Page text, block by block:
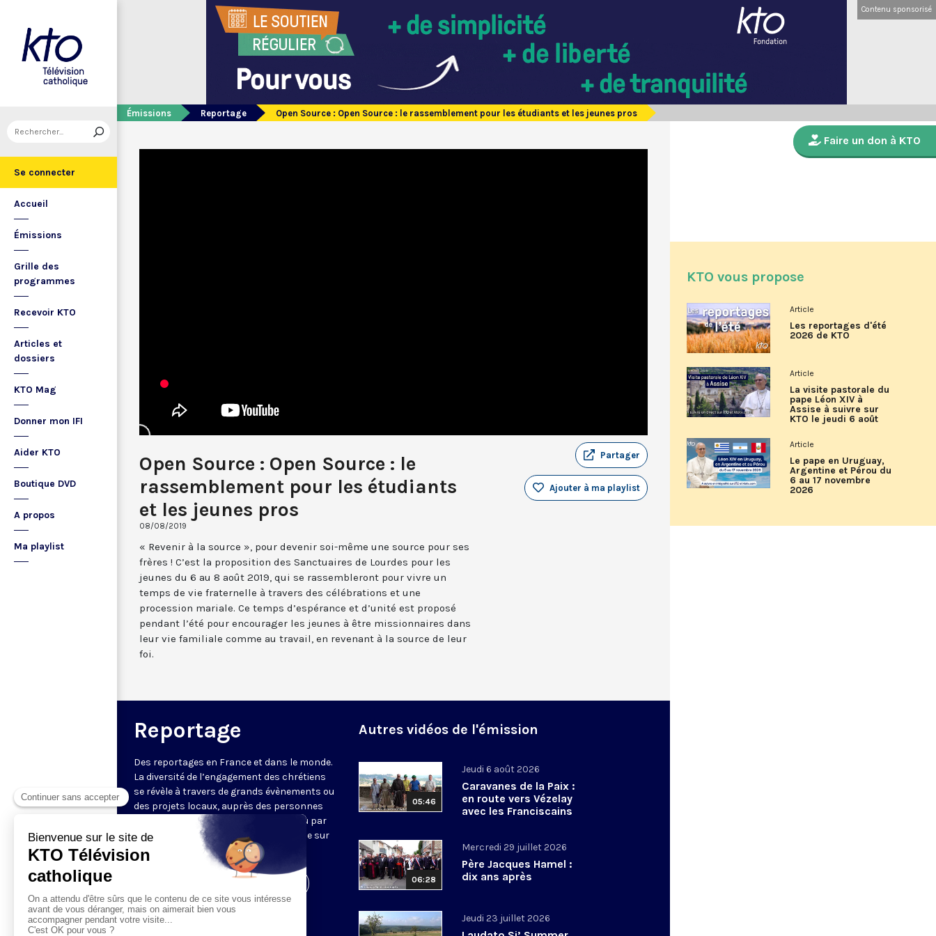
Se connecter
Accueil
Émissions
Grille des
programmes
Recevoir KTO
Articles et
dossiers
KTO Mag
Donner mon IFI
Aider KTO
Boutique DVD
A propos
Ma playlist
Contenu sponsorisé
Émissions Reportage Open Source : Open Source : le rassemblement pour les étudiants et les jeunes pros
Open Source : Open Source : le
rassemblement pour les étudiants
et les jeunes pros
08/08/2019
Partager
Ajouter à ma playlist
« Revenir à la source », pour devenir soi-même une source pour ses
frères ! C’est la proposition des Sanctuaires de Lourdes pour les
jeunes du 6 au 8 août 2019, qui se rassembleront pour vivre un
temps de vie fraternelle à travers des célébrations et une
procession mariale. Ce temps d’espérance et d’unité est proposé
pendant l’été pour encourager les jeunes à être missionnaires dans
leur vie familiale comme au travail, en revenant à la source de leur
foi.
Reportage
Des reportages en France et dans le monde.
La diversité de l’engagement des chrétiens
se révèle à travers de grands évènements ou
des projets locaux, auprès des personnes
fragiles, au service du Bien commun ou par
l’évangélisation. Un regard d’espérance sur
le monde.
Autres vidéos de l'émission
05:46
Jeudi 6 août 2026
Caravanes de la Paix :
en route vers Vézelay
avec les Franciscains
06:28
Mercredi 29 juillet 2026
Père Jacques Hamel :
dix ans après
Jeudi 23 juillet 2026
Faire un don à KTO
KTO vous propose
Article
Les reportages d'été
2026 de KTO
Article
La visite pastorale du
pape Léon XIV à
Assise à suivre sur
KTO le jeudi 6 août
Article
Le pape en Uruguay,
Argentine et Pérou du
6 au 17 novembre
2026